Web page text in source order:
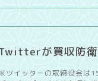
が買収防
ツイッターの取締役会は